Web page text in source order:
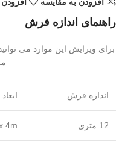
راهنمای اندازه فرش
برای ویرایش این موارد می
اندازه فرش ابعاد
12 متری 4m